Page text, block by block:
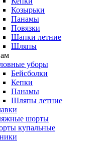
Козырьки
Панамы
Повязки
Шапки летние
Шляпы
уборы
Бейсболки
Кепки
Панамы
Шляпы летние
шорты
купальные